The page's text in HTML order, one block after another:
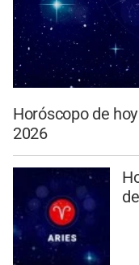
Horóscopo de
2026